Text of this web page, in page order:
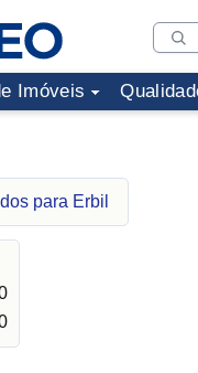
Imóveis
para Erbil